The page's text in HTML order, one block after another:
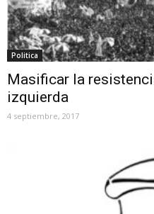
Politica
Masificar la
izquierda
4 septiembre, 2017